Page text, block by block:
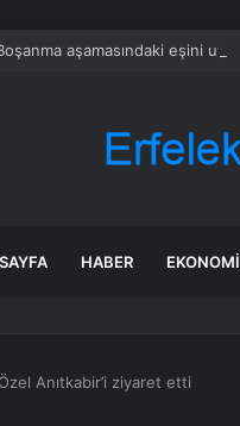
aşamasındaki eşini
HABER EKONOMI
Anıtkabir’i ziyaret etti